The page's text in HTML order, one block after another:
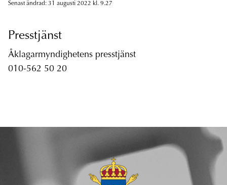
Senast ändrad: 31 augusti 2022 kl. 9.27
Presstjänst
Åklagarmyndighetens presstjänst
010-562 50 20